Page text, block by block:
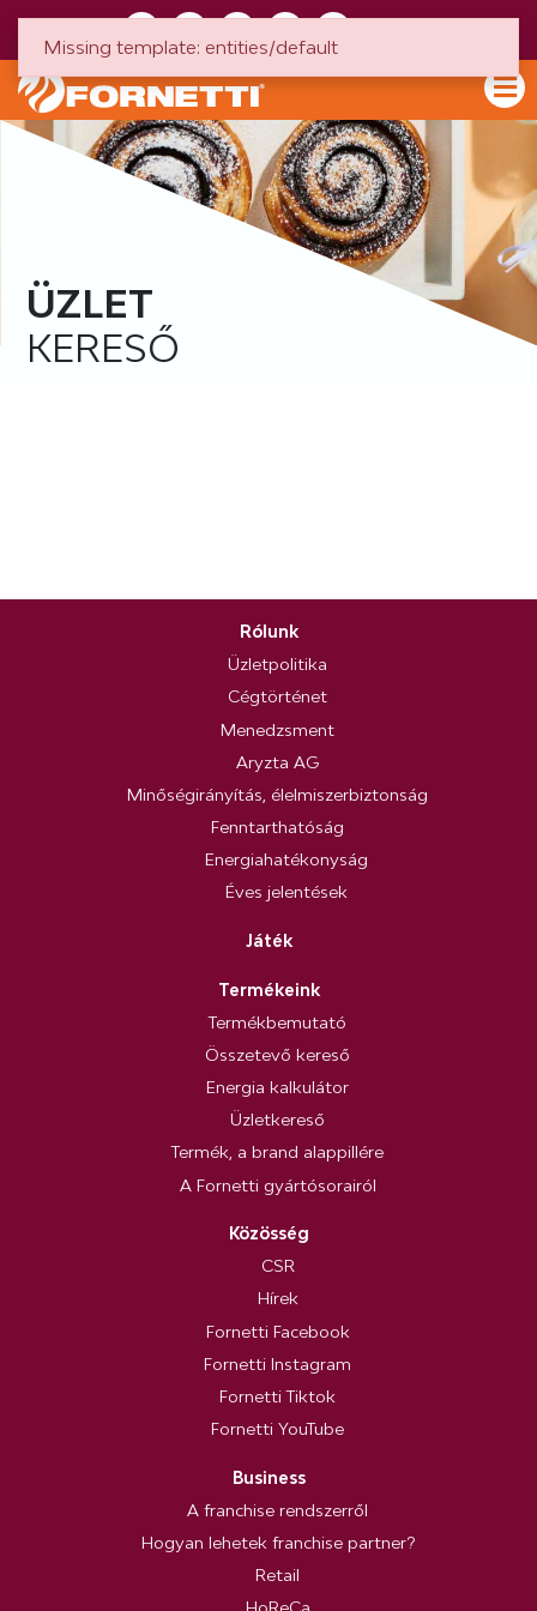
ÜZLET
KERESŐ
Rólunk
Üzletpolitika
Cégtörténet
Menedzsment
Aryzta AG
Minőségirányítás, élelmiszerbiztonság
Fenntarthatóság
Energiahatékonyság
Éves jelentések
Játék
Termékeink
Termékbemutató
Összetevő kereső
Energia kalkulátor
Üzletkereső
Termék, a brand alappillére
A Fornetti gyártósorairól
Közösség
CSR
Hírek
Fornetti Facebook
Fornetti Instagram
Fornetti Tiktok
Fornetti YouTube
Business
A franchise rendszerről
Hogyan lehetek franchise partner?
Retail
Missing template: entities/default